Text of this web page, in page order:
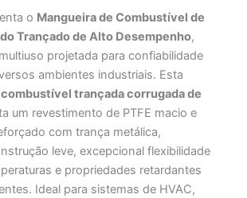
o Mangueira de Combustível de
Trançado de Alto Desempenho,
projetada para confiabilidade
ambientes industriais. Esta
trançada corrugada de
um revestimento de PTFE macio e
com trança metálica,
leve, excepcional flexibilidade
e propriedades retardantes
Ideal para sistemas de HVAC,